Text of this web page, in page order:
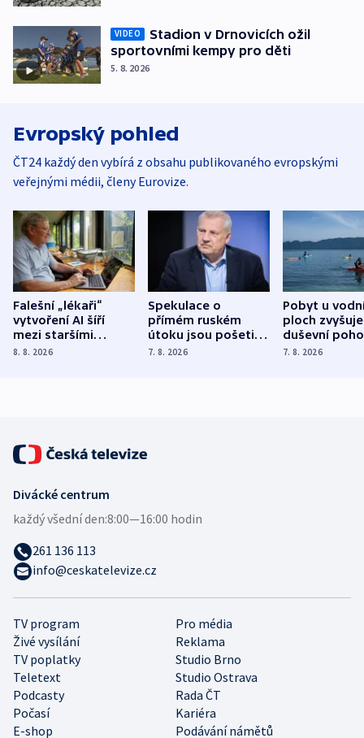
VIDEO
Stadion v Drnovicích ožil
sportovními kempy pro děti
5. 8. 2026
Evropský pohled
ČT24 každý den vybírá z obsahu publikovaného evropskými
veřejnými médii, členy Eurovize.
Falešní „lékaři“
vytvoření AI šíří
mezi staršími
Poláky nebezpečné
8. 8. 2026
Spekulace o
přímém ruském
útoku jsou pošetilé,
míní estonský
7. 8. 2026
Pobyt u
ploch zvyšuje
duševní
ukázala
7. 8. 2026
TV program
Pro média
Živé vysílání
Reklama
TV poplatky
Studio Brno
Teletext
Studio Ostrava
Podcasty
Rada ČT
Počasí
Kariéra
E-shop
Podávání námětů
Divácké centrum
každý všední den:8:00—16:00 hodin
261 136 113
info@ceskatelevize.cz